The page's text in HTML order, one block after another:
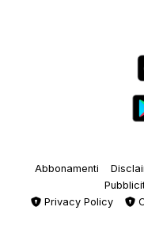
Abbonamenti
Privacy Policy